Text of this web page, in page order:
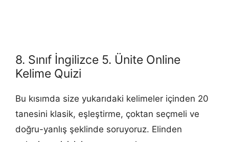
8. Sınıf İngilizce 5. Ünite Online
Kelime Quizi
Bu kısımda size yukarıdaki kelimeler içinden 20
tanesini klasik, eşleştirme, çoktan seçmeli ve
doğru-yanlış şeklinde soruyoruz. Elinden